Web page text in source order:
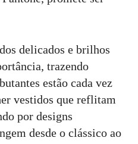
delicados e brilhos
trazendo
estão cada vez
vestidos que reflitam
por designs
desde o clássico ao